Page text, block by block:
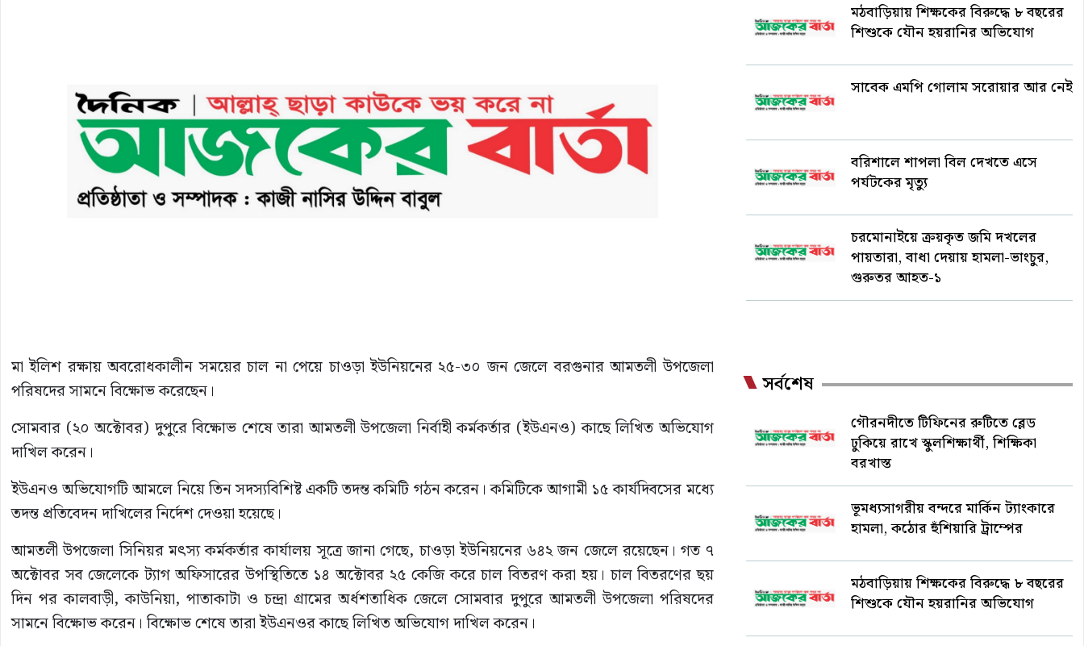
মা ইলিশ রক্ষায় অবরোধকালীন সময়ের চাল না পেয়ে চাওড়া ইউনিয়নের ২৫-৩০ জন জেলে বরগুনার আমতলী উপজেলা
পরিষদের সামনে বিক্ষোভ করেছেন।
সোমবার (২০ অক্টোবর) দুপুরে বিক্ষোভ শেষে তারা আমতলী উপজেলা নির্বাহী কর্মকর্তার (ইউএনও) কাছে লিখিত অভিযোগ
দাখিল করেন।
ইউএনও অভিযোগটি আমলে নিয়ে তিন সদস্যবিশিষ্ট একটি তদন্ত কমিটি গঠন করেন। কমিটিকে আগামী ১৫ কার্যদিবসের মধ্যে
তদন্ত প্রতিবেদন দাখিলের নির্দেশ দেওয়া হয়েছে।
আমতলী উপজেলা সিনিয়র মৎস্য কর্মকর্তার কার্যালয় সূত্রে জানা গেছে, চাওড়া ইউনিয়নের ৬৪২ জন জেলে রয়েছেন। গত ৭
অক্টোবর সব জেলেকে ট্যাগ অফিসারের উপস্থিতিতে ১৪ অক্টোবর ২৫ কেজি করে চাল বিতরণ করা হয়। চাল বিতরণের ছয়
দিন পর কালবাড়ী, কাউনিয়া, পাতাকাটা ও চন্দ্রা গ্রামের অর্ধশতাধিক জেলে সোমবার দুপুরে আমতলী উপজেলা পরিষদের
সামনে বিক্ষোভ করেন। বিক্ষোভ শেষে তারা ইউএনওর কাছে লিখিত অভিযোগ দাখিল করেন।
মঠবাড়িয়ায় শিক্ষকের বিরুদ্ধে ৮ বছরের
শিশুকে যৌন হয়রানির অভিযোগ
সাবেক এমপি গোলাম সরোয়ার আর নেই
বরিশালে শাপলা বিল দেখতে এসে
পর্যটকের মৃত্যু
চরমোনাইয়ে ক্রয়কৃত জমি দখলের
পায়তারা, বাধা দেয়ায় হামলা-ভাংচুর,
গুরুতর আহত-১
সর্বশেষ
গৌরনদীতে টিফিনের রুটিতে ব্লেড
ঢুকিয়ে রাখে স্কুলশিক্ষার্থী, শিক্ষিকা
বরখাস্ত
ভূমধ্যসাগরীয় বন্দরে মার্কিন ট্যাংকারে
হামলা, কঠোর হুঁশিয়ারি ট্রাম্পের
মঠবাড়িয়ায় শিক্ষকের বিরুদ্ধে ৮ বছরের
শিশুকে যৌন হয়রানির অভিযোগ